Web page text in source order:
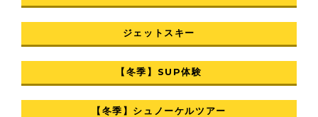
ジェットスキー
【冬季】SUP体験
【冬季】シュノーケルツアー